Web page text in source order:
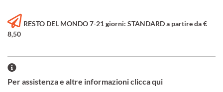
RESTO DEL MONDO 7-21 giorni: STANDARD a partire da €
8,50
Per assistenza e altre informazioni clicca qui